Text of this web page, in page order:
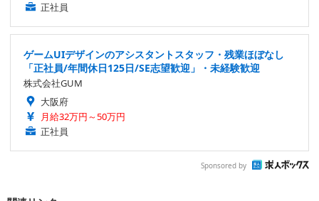
正社員
ゲームUIデザインのアシスタントスタッフ・残業ほぼなし
「正社員/年間休日125日/SE志望歓迎」・未経験歓迎
株式会社GUM
大阪府
月給32万円～50万円
正社員
Sponsored by